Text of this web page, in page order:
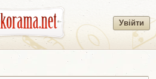
Увійти